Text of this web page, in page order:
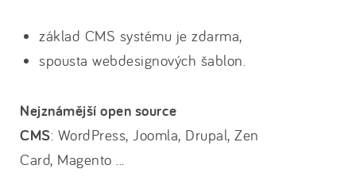
základ CMS systému je zdarma,
spousta webdesignových šablon.
Nejznámější open source
CMS: WordPress, Joomla, Drupal, Zen
Card, Magento ...